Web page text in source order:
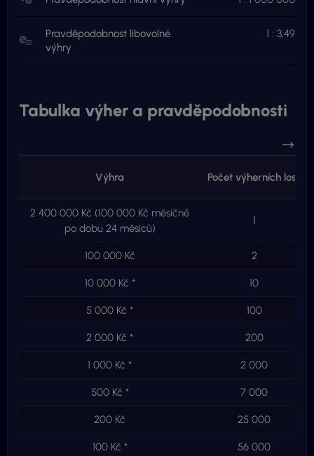
Pravděpodobnost libovolné
výhry
1 : 3,49
Tabulka výher a pravděpodobnosti
Výhra Počet výherních losů
2 400 000 Kč (100 000 Kč měsíčně
po dobu 24 měsíců)
1
100 000 Kč 2
10 000 Kč * 10
5 000 Kč * 100
2 000 Kč * 200
1 000 Kč * 2 000
500 Kč * 7 000
200 Kč 25 000
100 Kč * 56 000